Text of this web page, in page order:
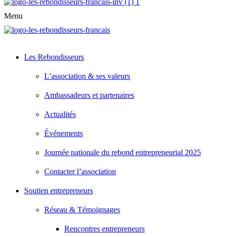
Menu
Les Rebondisseurs
L’association & ses valeurs
Ambassadeurs et partenaires
Actualités
Événements
Journée nationale du rebond entrepreneurial 2025
Contacter l’association
Soutien entrepreneurs
Réseau & Témoignages
Rencontres entrepreneurs